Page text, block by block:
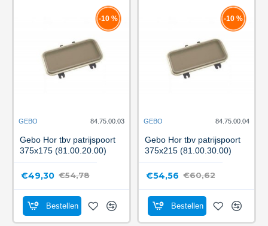
-10 %
GEBO 84.75.00.03
Gebo Hor tbv patrijspoort
375x175 (81.00.20.00)
€49,30 €54,78
Bestellen
-10 %
GEBO 84.75.00.04
Gebo Hor tbv patrijspoort
375x215 (81.00.30.00)
€54,56 €60,62
Bestellen